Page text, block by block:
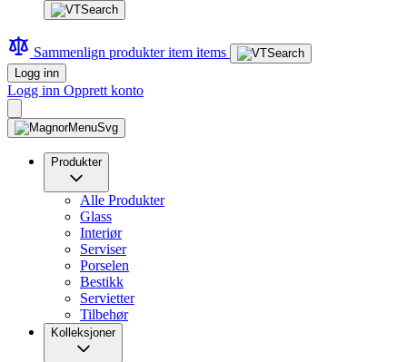
Sammenlign produkteritem items
Logg inn
Logg inn Opprett konto
Produkter
Alle Produkter
Glass
Interiør
Serviser
Porselen
Bestikk
Servietter
Tilbehør
Kolleksjoner